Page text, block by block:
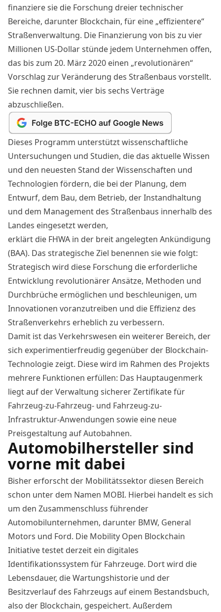
finanziere sie die Forschung dreier technischer
Bereiche, darunter Blockchain, für eine „effizientere“
Straßenverwaltung. Die Finanzierung von bis zu vier
Millionen US-Dollar stünde jedem Unternehmen offen,
das bis zum 20. März 2020 einen „revolutionären“
Vorschlag zur Veränderung des Straßenbaus vorstellt.
Sie rechnen damit, vier bis sechs Verträge
abzuschließen.
Dieses Programm unterstützt wissenschaftliche
Untersuchungen und Studien, die das aktuelle Wissen
und den neuesten Stand der Wissenschaften und
Technologien fördern, die bei der Planung, dem
Entwurf, dem Bau, dem Betrieb, der Instandhaltung
und dem Management des Straßenbaus innerhalb des
Landes eingesetzt werden,
erklärt die FHWA in der breit angelegten Ankündigung
(BAA). Das strategische Ziel benennen sie wie folgt:
Strategisch wird diese Forschung die erforderliche
Entwicklung revolutionärer Ansätze, Methoden und
Durchbrüche ermöglichen und beschleunigen, um
Innovationen voranzutreiben und die Effizienz des
Straßenverkehrs erheblich zu verbessern.
Damit ist das Verkehrswesen ein weiterer Bereich, der
sich experimentierfreudig gegenüber der Blockchain-
Technologie zeigt. Diese wird im Rahmen des Projekts
mehrere Funktionen erfüllen: Das Hauptaugenmerk
liegt auf derVerwaltung sicherer Zertifikate für
Fahrzeug-zu-Fahrzeug- und Fahrzeug-zu-
Infrastruktur-Anwendungen sowie eine neue
Preisgestaltung auf Autobahnen.
Automobilhersteller sind
vorne mit dabei
Bisher erforscht der Mobilitätssektor diesen Bereich
schon unter dem Namen MOBI. Hierbei handelt es sich
um den Zusammenschluss führender
Automobilunternehmen, darunter BMW, General
Motors und Ford. Die Mobility Open Blockchain
Initiative testet derzeit ein digitales
Identifikationssystem für Fahrzeuge. Dort wird die
Lebensdauer, die Wartungshistorie und der
Besitzverlauf des Fahrzeugs auf einem Bestandsbuch,
also der Blockchain, gespeichert. Außerdem